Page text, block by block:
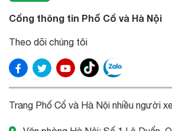
Cổng thông tin Phố Cổ và Hà Nội
Theo dõi chúng tôi
Trang Phố Cổ và Hà Nội nhiều người